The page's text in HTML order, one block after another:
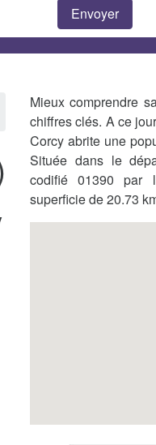
Mieux comprendre
chiffres clés. A ce
Corcy abrite une
Située dans le
codifié 01390 par
superficie de 20.73